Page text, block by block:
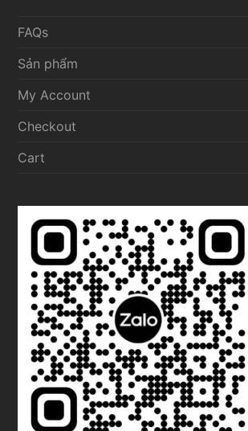
FAQs
Sản phẩm
My Account
Checkout
Cart